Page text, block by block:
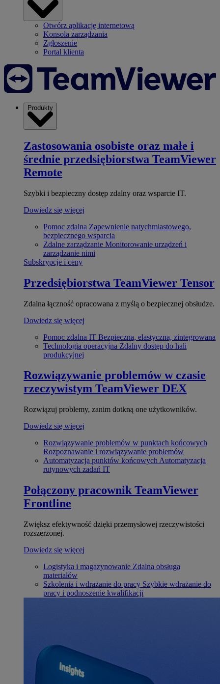
Otwórz aplikację internetową
Konsola zarządzania
Zgłoszenie
Portal klienta
Produkty
Zastosowania osobiste oraz małe i
średnie przedsiębiorstwa TeamViewer
Remote
Szybki i bezpieczny dostęp zdalny oraz wsparcie IT.
Dowiedz się więcej
Pomoc zdalna Zapewnienie natychmiastowego,
bezpiecznego wsparcia
Zdalne zarządzanie Monitorowanie urządzeń i
zarządzanie nimi
Subskrypcje i ceny
Przedsiębiorstwa TeamViewer Tensor
Zdalna łączność opracowana z myślą o bezpiecznej obsłudze.
Dowiedz się więcej
Pomoc zdalna IT Bezpieczna, elastyczna, zintegrowana
Technologia operacyjna Zdalny dostęp do hali
produkcyjnej
Rozwiązywanie problemów w czasie
rzeczywistym TeamViewer DEX
Rozwiązuj problemy, zanim dotkną one użytkowników.
Dowiedz się więcej
Rozwiązywanie problemów w punktach końcowych
Rozpoznawanie i rozwiązywanie problemów
Automatyzacja punktów końcowych Automatyzacja
rutynowych zadań IT
Połączony pracownik TeamViewer
Frontline
Zwiększ efektywność dzięki przemysłowej rzeczywistości
rozszerzonej.
Dowiedz się więcej
Logistyka i magazynowanie Zdalna obsługa
materiałów
Szkolenia i wdrażanie do pracy Szybkie wdrażanie do
pracy i podnoszenie kwalifikacji